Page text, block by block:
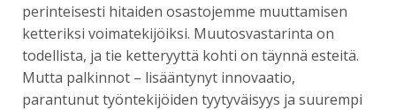
perinteisesti hitaiden osastojemme muuttamisen
ketteriksi voimatekijöiksi. Muutosvastarinta on
todellista, ja tie ketteryyttä kohti on täynnä esteitä.
Mutta palkinnot – lisääntynyt innovaatio,
parantunut työntekijöiden tyytyväisyys ja suurempi